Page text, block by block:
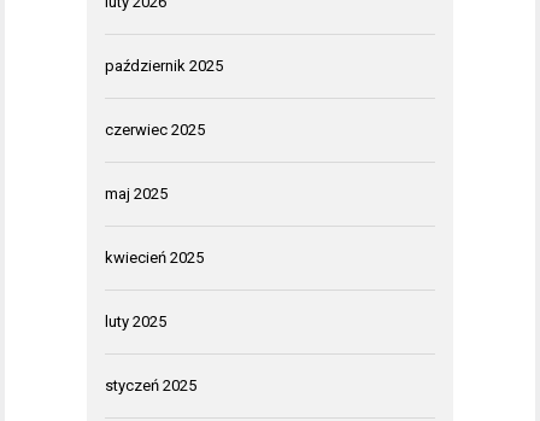
październik 2025
czerwiec 2025
maj 2025
kwiecień 2025
luty 2025
styczeń 2025